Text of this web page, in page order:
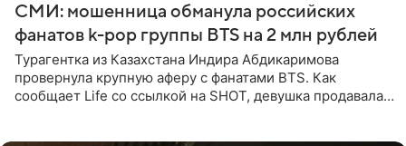
СМИ: мошенница обманула российских
фанатов k-pop группы BTS на 2 млн рублей
Турагентка из Казахстана Индира Абдикаримова
провернула крупную аферу с фанатами BTS. Как
сообщает Life со ссылкой на SHOT, девушка продавала